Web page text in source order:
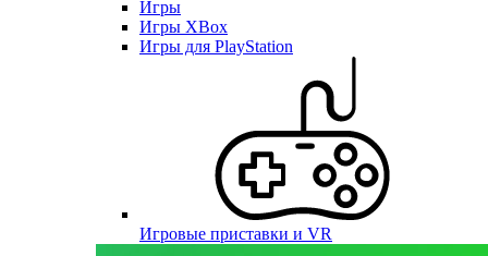
Игры
Игры XBox
Игры для PlayStation
Игровые приставки и VR